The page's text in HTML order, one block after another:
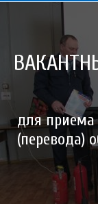
для приема
(перевода)